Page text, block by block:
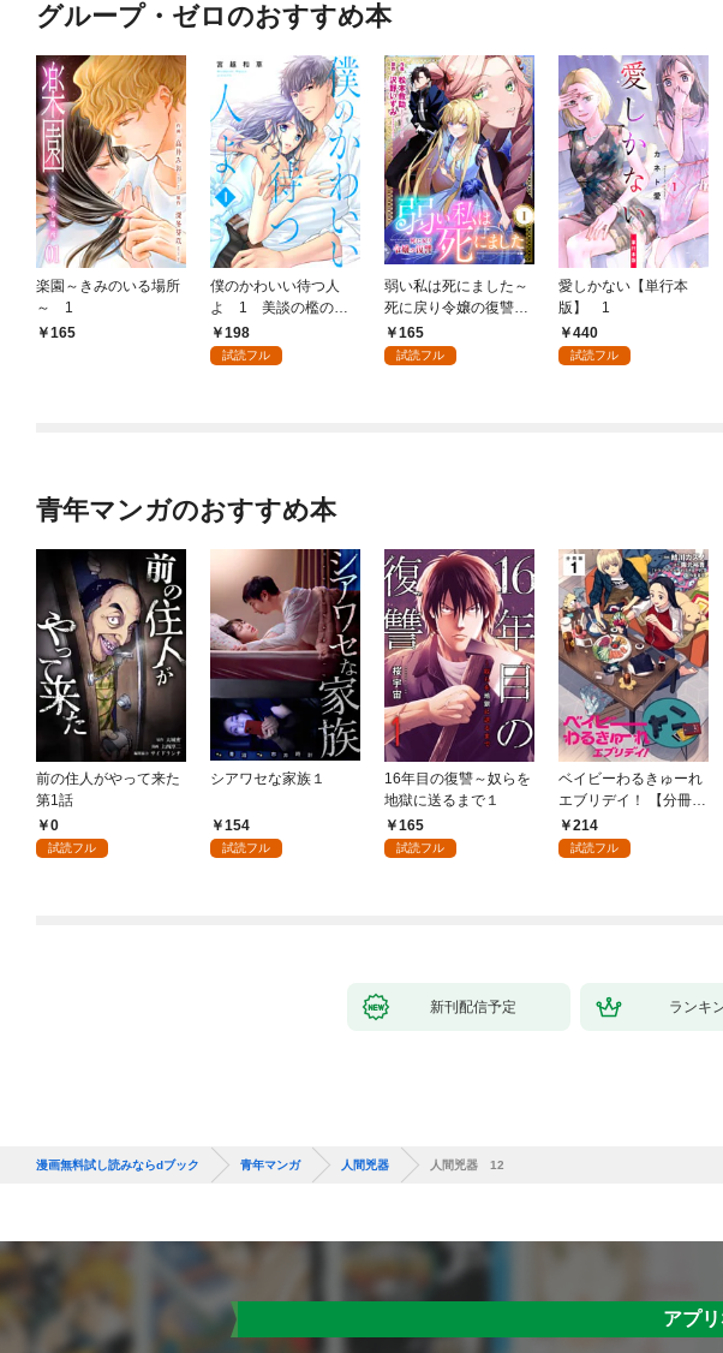
グループ・ゼロのおすすめ本
楽園～きみのいる場所
～ 1
165
僕のかわいい待つ人
よ 1 美談の檻のな
か198
試読フル
弱い私は死にました～
死に戻り令嬢の復讐
～ 1
165
試読フル
愛しかない【単行本
版】 1
440
試読フル
青年マンガのおすすめ本
前の住人がやって来た
第1話
0
試読フル
シアワセな家族１
154
試読フル
16年目の復讐～奴らを
地獄に送るまで１
165
試読フル
ベイビーわるきゅーれ
エブリデイ！ 【分冊
版】 1
214
試読フル
新刊配信予定 ランキ
漫画無料試し読みならdブック 青年マンガ 人間兇器 人間兇器 12
アプ